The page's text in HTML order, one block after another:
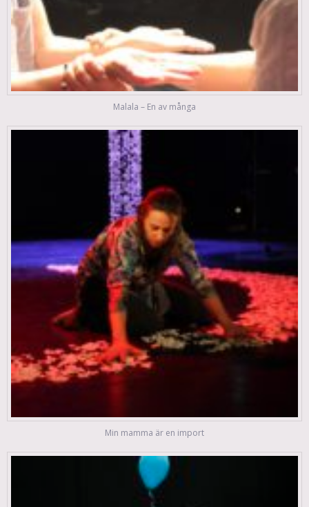
Malala – En av många
Min mamma är en import